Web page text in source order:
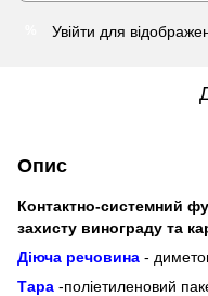
Увійти для
Опис
Контактно-системний
захисту винограду та
Діюча речовина -
Тара -поліетиленовий